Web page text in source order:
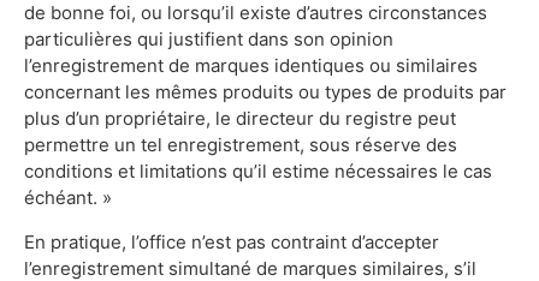
de bonne foi, ou lorsqu’il existe d’autres circonstances
particulières qui justifient dans son opinion
l’enregistrement de marques identiques ou similaires
concernant les mêmes produits ou types de produits par
plus d’un propriétaire, le directeur du registre peut
permettre un tel enregistrement, sous réserve des
conditions et limitations qu’il estime nécessaires le cas
échéant. »
En pratique, l’office n’est pas contraint d’accepter
l’enregistrement simultané de marques similaires, s’il